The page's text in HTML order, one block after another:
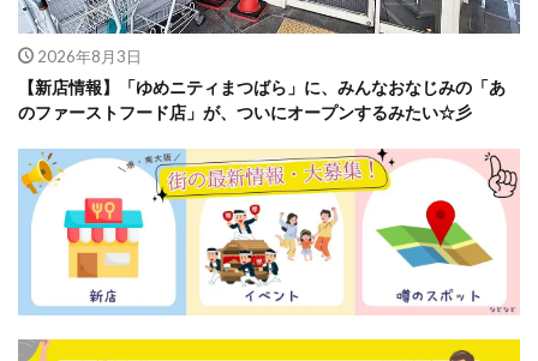
2026年8月3日
【新店情報】「ゆめニティまつばら」に、みんなおなじみの「あ
のファーストフード店」が、ついにオープンするみたい☆彡